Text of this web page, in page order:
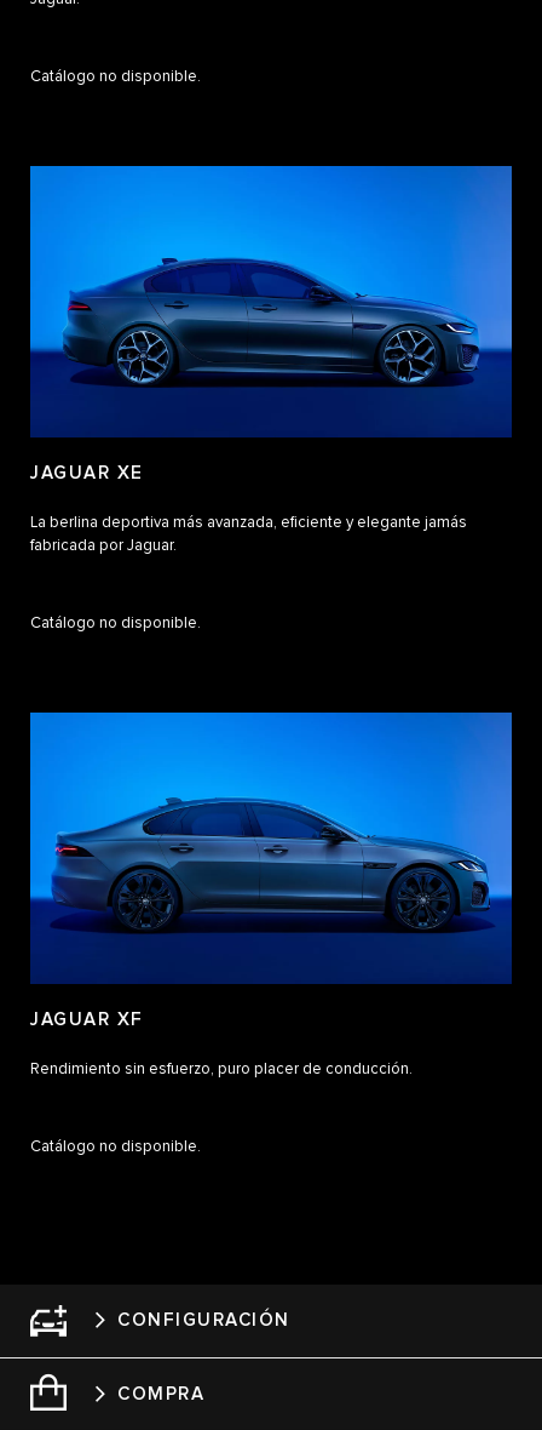
Catálogo no disponible.
JAGUAR XE
La berlina deportiva más avanzada, eficiente y elegante jamás
fabricada por Jaguar.
Catálogo no disponible.
JAGUAR XF
Rendimiento sin esfuerzo, puro placer de conducción.
Catálogo no disponible.
​CONFIGURACIÓN
COMPRA